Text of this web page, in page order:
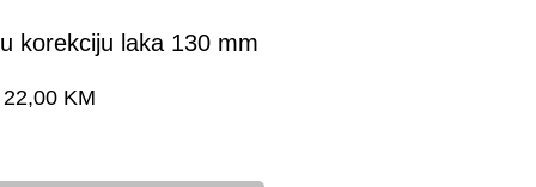
korekciju laka 130 mm
22,00 KMCijena